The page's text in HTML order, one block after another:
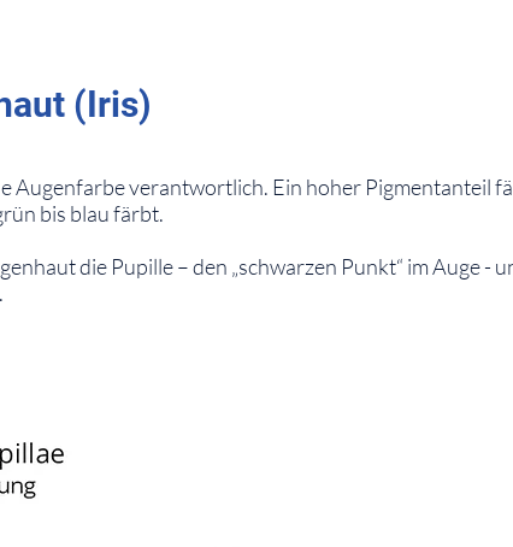
(Iris)
Augenfarbe verantwortlich. Ein hoher Pigmentanteil
bis blau färbt.
die Pupille – den „schwarzen Punkt“ im Auge -